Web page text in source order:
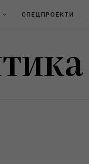
СПЕЦПРОЕКТИ